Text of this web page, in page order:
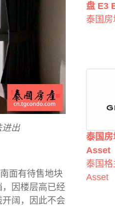
进出
面有待售地块
因楼层高已经
阔，因此不会
盘 E3
泰国
泰国
Asset
泰国
Asset